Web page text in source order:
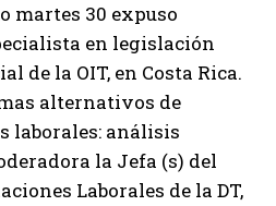
martes 30 expuso
en legislación
de la OIT, en Costa Rica.
alternativos de
laborales: análisis
la Jefa (s) del
Laborales de la DT,